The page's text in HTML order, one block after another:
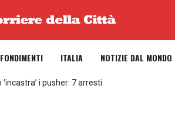
ITALIA NOTIZIE DAL MONDO
i pusher: 7 arresti